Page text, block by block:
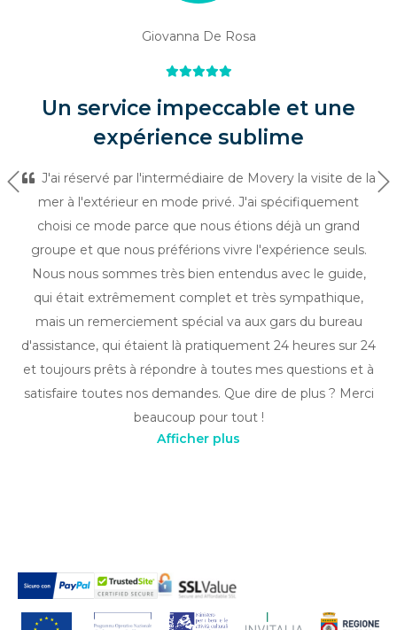
Giovanna De Rosa
Un service impeccable et une
expérience sublime
J'ai réservé par l'intermédiaire de Movery la visite de la
mer à l'extérieur en mode privé. J'ai spécifiquement
choisi ce mode parce que nous étions déjà un grand
groupe et que nous préférions vivre l'expérience seuls.
Nous nous sommes très bien entendus avec le guide,
qui était extrêmement complet et très sympathique,
mais un remerciement spécial va aux gars du bureau
d'assistance, qui étaient là pratiquement 24 heures sur 24
et toujours prêts à répondre à toutes mes questions et à
satisfaire toutes nos demandes. Que dire de plus ? Merci
beaucoup pour tout !
Précédent
Afficher plus